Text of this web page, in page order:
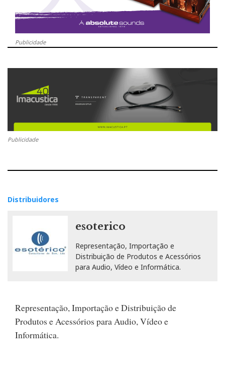
Publicidade
Publicidade
Distribuidores
esoterico
Representação, Importação e
Distribuição de Produtos e Acessórios
para Audio, Vídeo e Informática.
Representação, Importação e Distribuição de
Produtos e Acessórios para Audio, Vídeo e
Informática.